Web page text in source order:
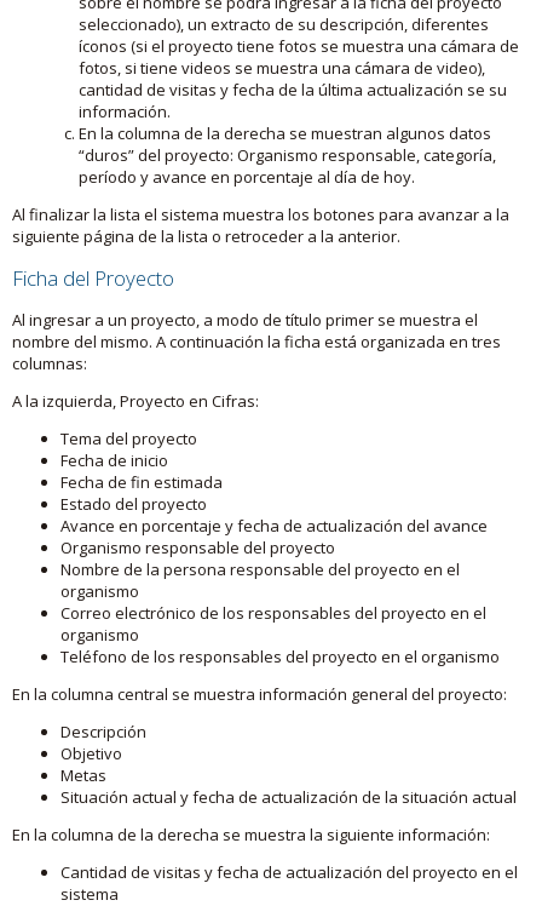
seleccionado), un extracto de su descripción, diferentes
íconos (si el proyecto tiene fotos se muestra una cámara de
fotos, si tiene videos se muestra una cámara de video),
cantidad de visitas y fecha de la última actualización se su
información.
En la columna de la derecha se muestran algunos datos
“duros” del proyecto: Organismo responsable, categoría,
período y avance en porcentaje al día de hoy.
Al finalizar la lista el sistema muestra los botones para avanzar a la
siguiente página de la lista o retroceder a la anterior.
Ficha del Proyecto
Al ingresar a un proyecto, a modo de título primer se muestra el
nombre del mismo. A continuación la ficha está organizada en tres
columnas:
A la izquierda, Proyecto en Cifras:
Tema del proyecto
Fecha de inicio
Fecha de fin estimada
Estado del proyecto
Avance en porcentaje y fecha de actualización del avance
Organismo responsable del proyecto
Nombre de la persona responsable del proyecto en el
organismo
Correo electrónico de los responsables del proyecto en el
organismo
Teléfono de los responsables del proyecto en el organismo
En la columna central se muestra información general del proyecto:
Descripción
Objetivo
Metas
Situación actual y fecha de actualización de la situación actual
En la columna de la derecha se muestra la siguiente información:
Cantidad de visitas y fecha de actualización del proyecto en el
sistema